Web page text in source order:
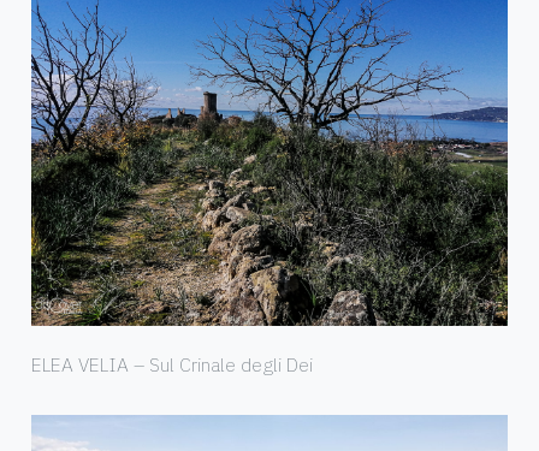
ELEA VELIA – Sul Crinale degli Dei